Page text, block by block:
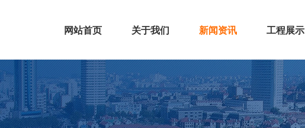
网站首页 关于我们 新闻资讯 工程展示